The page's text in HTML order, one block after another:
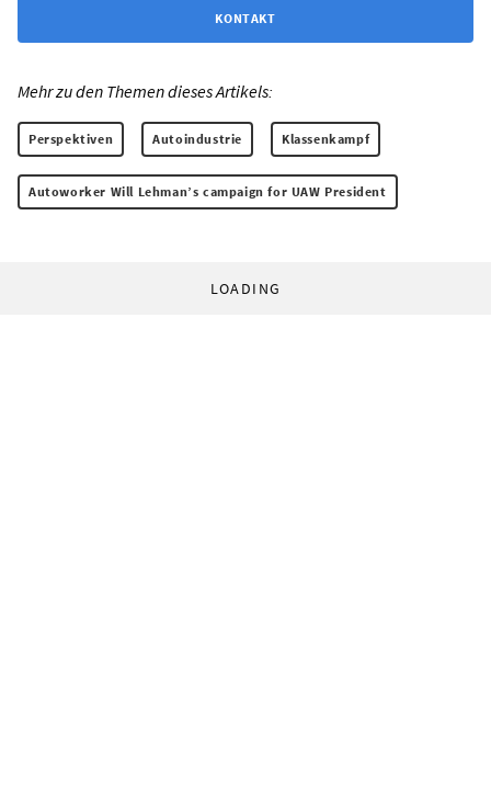
KONTAKT
Mehr zu den Themen dieses Artikels:
Perspektiven Autoindustrie Klassenkampf
Autoworker Will Lehman’s campaign for UAW President
LOADING